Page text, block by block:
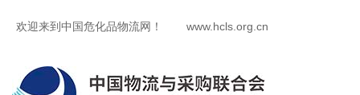
欢迎来到中国危化品物流网！ www.hcls.org.cn